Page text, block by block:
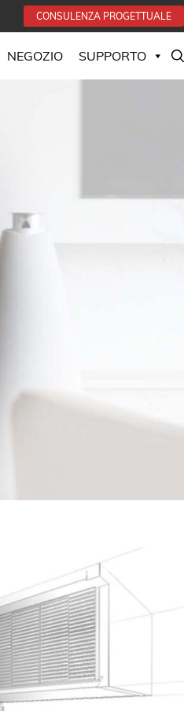
CONSULENZA PROGETTUALE
NEGOZIO SUPPORTO